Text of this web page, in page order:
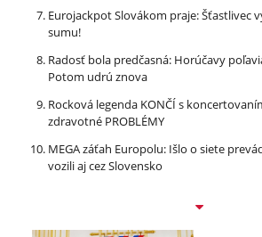
Eurojackpot Slovákom praje: Šťastlivec
sumu!
Radosť bola predčasná: Horúčavy
Potom udrú znova
Rocková legenda KONČÍ s
zdravotné PROBLÉMY
MEGA záťah Europolu: Išlo o siete
vozili aj cez Slovensko